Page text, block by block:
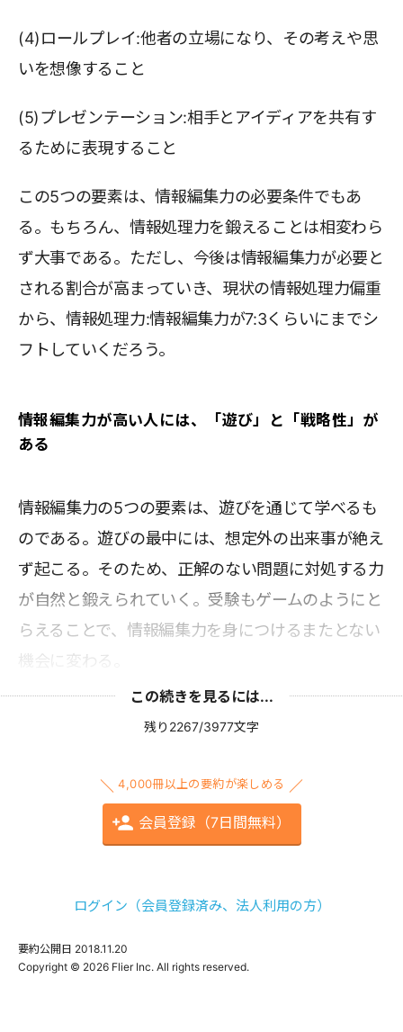
(4)ロールプレイ:他者の立場になり、その考えや思
いを想像すること
(5)プレゼンテーション:相手とアイディアを共有す
るために表現すること
この5つの要素は、情報編集力の必要条件でもあ
る。もちろん、情報処理力を鍛えることは相変わら
ず大事である。ただし、今後は情報編集力が必要と
される割合が高まっていき、現状の情報処理力偏重
から、情報処理力:情報編集力が7:3くらいにまでシ
フトしていくだろう。
情報編集力が高い人には、「遊び」と「戦略性」が
ある
情報編集力の5つの要素は、遊びを通じて学べるも
のである。遊びの最中には、想定外の出来事が絶え
ず起こる。そのため、正解のない問題に対処する力
が自然と鍛えられていく。受験もゲームのようにと
らえることで、情報編集力を身につけるまたとない
機会に変わる。
この続きを見るには...
残り2267/3977文字
4,000冊以上の要約が楽しめる
会員登録（7日間無料）
ログイン（会員登録済み、法人利用の方）
要約公開日 2018.11.20